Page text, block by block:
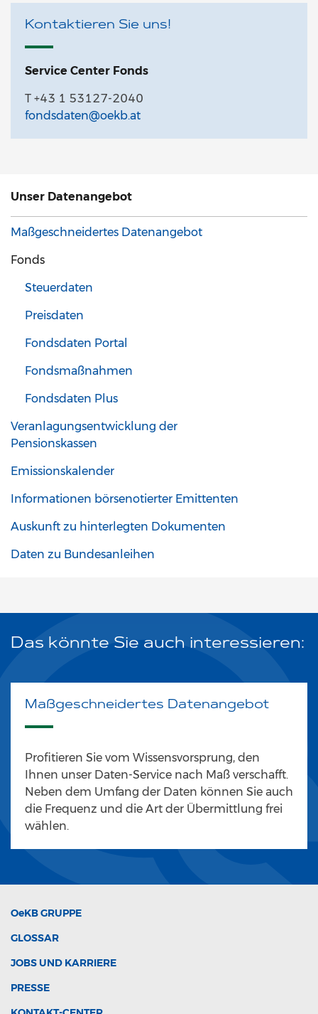
Kontaktieren Sie uns!
Service Center Fonds
T +43 1 53127-2040
fondsdaten@oekb.at
Unser Datenangebot
Maßgeschneidertes Datenangebot
Fonds
Steuerdaten
Preisdaten
Fondsdaten Portal
Fondsmaßnahmen
Fondsdaten Plus
Veranlagungsentwicklung der
Pensionskassen
Emissionskalender
Informationen börsenotierter Emittenten
Auskunft zu hinterlegten Dokumenten
Daten zu Bundesanleihen
Das könnte Sie auch interessieren:
Maßgeschneidertes Datenangebot
Profitieren Sie vom Wissensvorsprung, den
Ihnen unser Daten-Service nach Maß verschafft.
Neben dem Umfang der Daten können Sie auch
die Frequenz und die Art der Übermittlung frei
wählen.
OeKBGRUPPE
GLOSSAR
JOBS UND KARRIERE
PRESSE